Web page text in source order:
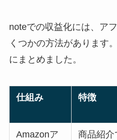
noteでの収益化には、ア
くつかの方法があります
にまとめました。
仕組み 特徴
Amazonア
商品紹介